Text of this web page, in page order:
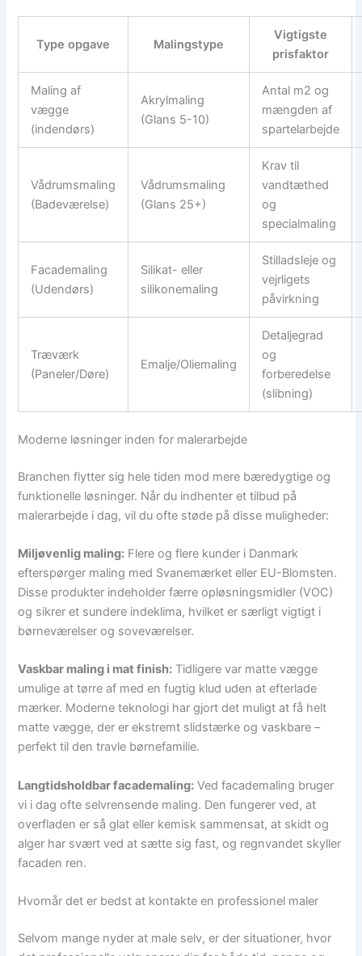
Type opgave Malingstype
Vigtigste
prisfaktor
Maling af
vægge
(indendørs)
Akrylmaling
(Glans 5-10)
Antal m2 og
mængden af
spartelarbejde
Vådrumsmaling
(Badeværelse)
Vådrumsmaling
(Glans 25+)
Krav til
vandtæthed
og
specialmaling
Facademaling
(Udendørs)
Silikat- eller
silikonemaling
Stilladsleje og
vejrligets
påvirkning
Træværk
(Paneler/Døre)
Emalje/Oliemaling
Detaljegrad
og
forberedelse
(slibning)
Moderne løsninger inden for malerarbejde
Branchen flytter sig hele tiden mod mere bæredygtige og
funktionelle løsninger. Når du indhenter et tilbud på
malerarbejde i dag, vil du ofte støde på disse muligheder:
Miljøvenlig maling: Flere og flere kunder i Danmark
efterspørger maling med Svanemærket eller EU-Blomsten.
Disse produkter indeholder færre opløsningsmidler (VOC)
og sikrer et sundere indeklima, hvilket er særligt vigtigt i
børneværelser og soveværelser.
Vaskbar maling i mat finish: Tidligere var matte vægge
umulige at tørre af med en fugtig klud uden at efterlade
mærker. Moderne teknologi har gjort det muligt at få helt
matte vægge, der er ekstremt slidstærke og vaskbare –
perfekt til den travle børnefamilie.
Langtidsholdbar facademaling: Ved facademaling bruger
vi i dag ofte selvrensende maling. Den fungerer ved, at
overfladen er så glat eller kemisk sammensat, at skidt og
alger har svært ved at sætte sig fast, og regnvandet skyller
facaden ren.
Hvornår det er bedst at kontakte en professionel maler
Selvom mange nyder at male selv, er der situationer, hvor